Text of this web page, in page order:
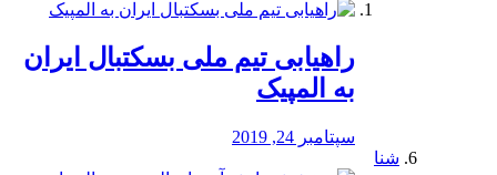
راهیابی تیم ملی بسکتبال ایران
به المپیک
سپتامبر 24, 2019
شنا